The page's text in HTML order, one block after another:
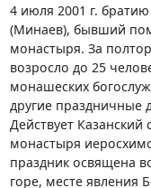
4 июля 2001 г.
(Минаев), бывший
монастыря. За
возросло до 25
монашеских
другие праздничные
Действует Казанский
монастыря
праздник освящена
горе, месте явления